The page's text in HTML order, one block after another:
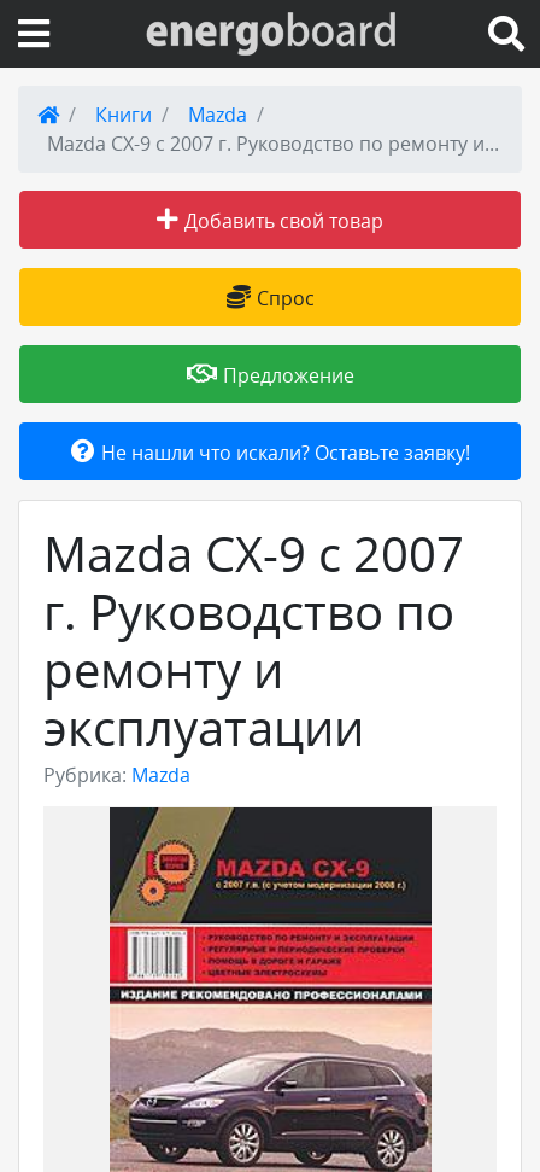
Вход на сайт
Публикации
Товары и услуги
Добавить товар или услугу
Книги
Mazda
Mazda CX-9 с 2007 г. Руководство по ремонту и эксплуатации
Добавить свой товар
Спрос
Предложение
Не нашли что искали? Оставьте заявку!
Mazda CX-9 с 2007
г. Руководство по
ремонту и
эксплуатации
Рубрика: Mazda